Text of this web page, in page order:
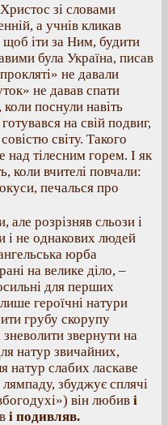
зі словами
а учнів кликав
щоб іти за Ним, будити
була Україна, писав
не давали
не давав спати
поснули навіть
на свій подвиг,
світу. Такого
тілесним горем. І як
коли вчителі повчали:
печалься про
але розрізняв сльози і
і не однакових людей
юрба
на велике діло, –
для перших
героїчні натури
грубу скорупу
звернути на
натур звичайних,
натур слабих ласкаве
збуджує сплячі
він любив і
і подивляв.